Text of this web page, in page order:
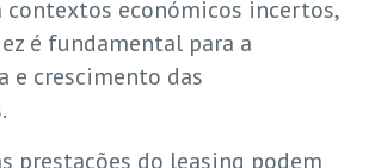
contextos económicos incertos,
é fundamental para a
e crescimento das
prestações do leasing podem